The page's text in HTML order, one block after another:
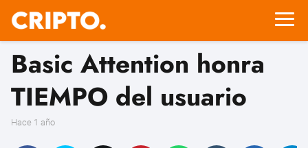
Basic Attention honra
TIEMPO del usuario
hace 1 año